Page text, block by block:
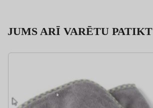
JUMS ARĪ VARĒTU PATIKT